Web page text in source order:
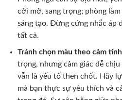
cởi mở, sang trọng; phòng
sáng tạo. Đừng cứng nhắc áp
tất cả.
Tránh chọn màu theo cảm
trọng, nhưng cảm giác dễ
vẫn là yếu tố then chốt. Hãy
mà bạn thực sự yêu thích và